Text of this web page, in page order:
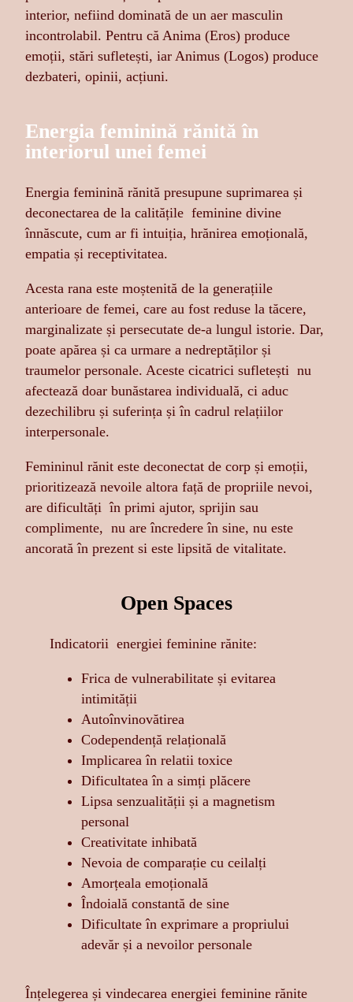
interior, nefiind dominată de un aer masculin
incontrolabil. Pentru că Anima (Eros) produce
emoții, stări sufletești, iar Animus (Logos) produce
dezbateri, opinii, acțiuni.
Energia feminină rănită în
interiorul unei femei
Energia feminină rănită presupune suprimarea și
deconectarea de la calitățile feminine divine
înnăscute, cum ar fi intuiția, hrănirea emoțională,
empatia și receptivitatea.
Acesta rana este moștenită de la generațiile
anterioare de femei, care au fost reduse la tăcere,
marginalizate și persecutate de-a lungul istorie. Dar,
poate apărea și ca urmare a nedreptăților și
traumelor personale. Aceste cicatrici sufletești nu
afectează doar bunăstarea individuală, ci aduc
dezechilibru și suferința și în cadrul relațiilor
interpersonale.
Femininul rănit este deconectat de corp și emoții,
prioritizează nevoile altora față de propriile nevoi,
are dificultăți în primi ajutor, sprijin sau
complimente, nu are încredere în sine, nu este
ancorată în prezent si este lipsită de vitalitate.
Open Spaces
Indicatorii energiei feminine rănite:
Frica de vulnerabilitate și evitarea
intimității
Autoînvinovătirea
Codependență relațională
Implicarea în relatii toxice
Dificultatea în a simți plăcere
Lipsa senzualității și a magnetism
personal
Creativitate inhibată
Nevoia de comparație cu ceilalți
Amorțeala emoțională
Îndoială constantă de sine
Dificultate în exprimare a propriului
adevăr și a nevoilor personale
Înțelegerea și vindecarea energiei feminine rănite